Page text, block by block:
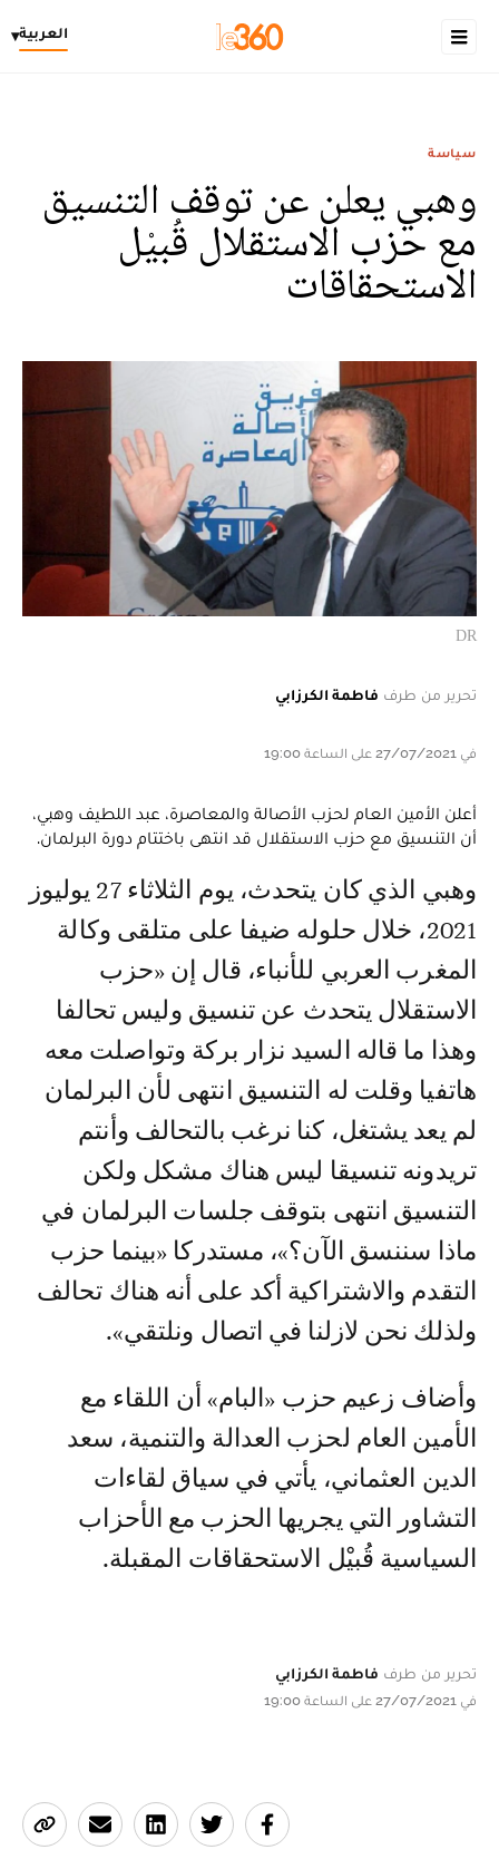
العربية▾
سياسة
وهبي يعلن عن توقف التنسيق
مع حزب الاستقلال قُبيْل
الاستحقاقات
DR
تحرير من طرف فاطمة الكرزابي
في 27/07/2021 على الساعة 19:00
أعلن الأمين العام لحزب الأصالة والمعاصرة، عبد اللطيف وهبي،
أن التنسيق مع حزب الاستقلال قد انتهى باختتام دورة البرلمان.
وهبي الذي كان يتحدث، يوم الثلاثاء 27 يوليوز
2021، خلال حلوله ضيفا على متلقى وكالة
المغرب العربي للأنباء، قال إن «حزب
الاستقلال يتحدث عن تنسيق وليس تحالفا
وهذا ما قاله السيد نزار بركة وتواصلت معه
هاتفيا وقلت له التنسيق انتهى لأن البرلمان
لم يعد يشتغل، كنا نرغب بالتحالف وأنتم
تريدونه تنسيقا ليس هناك مشكل ولكن
التنسيق انتهى بتوقف جلسات البرلمان في
ماذا سننسق الآن؟»، مستدركا «بينما حزب
التقدم والاشتراكية أكد على أنه هناك تحالف
ولذلك نحن لازلنا في اتصال ونلتقي».
وأضاف زعيم حزب «البام» أن اللقاء مع
الأمين العام لحزب العدالة والتنمية، سعد
الدين العثماني، يأتي في سياق لقاءات
التشاور التي يجريها الحزب مع الأحزاب
السياسية قُبيْل الاستحقاقات المقبلة.
تحرير من طرف فاطمة الكرزابي
في 27/07/2021 على الساعة 19:00